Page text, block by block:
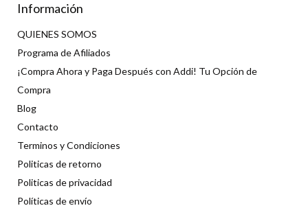
Información
QUIENES SOMOS
Programa de Afiliados
¡Compra Ahora y Paga Después con Addi! Tu Opción de
Compra
Blog
Contacto
Terminos y Condiciones
Politicas de retorno
Politicas de privacidad
Políticas de envío